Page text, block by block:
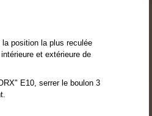
position la plus reculée
et extérieure de
E10, serrer le boulon 3